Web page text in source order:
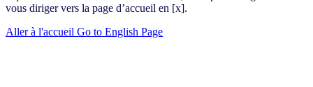
vous diriger vers la page d’accueil en [x].
Aller à l'accueil Go to English Page